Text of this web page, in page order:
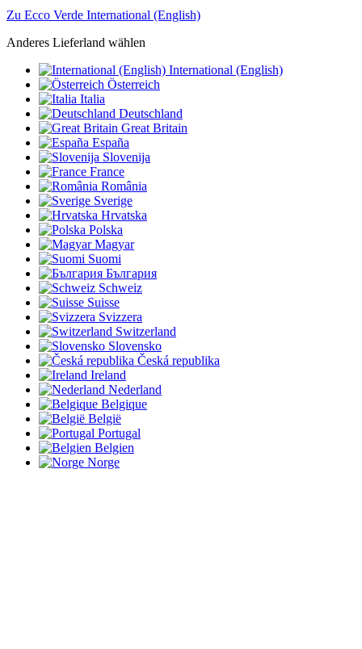
Zu Ecco Verde International (English)
Anderes Lieferland wählen
International (English)
Österreich
Italia
Deutschland
Great Britain
España
Slovenija
France
România
Sverige
Hrvatska
Polska
Magyar
Suomi
България
Schweiz
Suisse
Svizzera
Switzerland
Slovensko
Česká republika
Ireland
Nederland
Belgique
België
Portugal
Belgien
Norge